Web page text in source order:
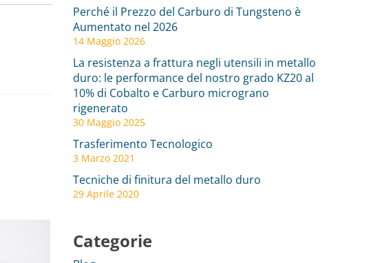
Perché il Prezzo del Carburo di Tungsteno è
Aumentato nel 2026
14 Maggio 2026
La resistenza a frattura negli utensili in metallo
duro: le performance del nostro grado KZ20 al
10% di Cobalto e Carburo micrograno
rigenerato
30 Maggio 2025
Trasferimento Tecnologico
3 Marzo 2021
Tecniche di finitura del metallo duro
29 Aprile 2020
Categorie